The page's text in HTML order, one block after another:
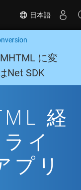
日本語
に変
Net SDK
経
イ
プリ